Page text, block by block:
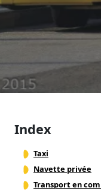
Index
Taxi
Navette privée
Transport en